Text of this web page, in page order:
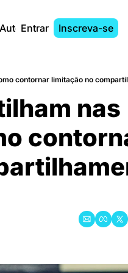
AutoresEntrar Inscreva-se
contornar limitação no
nas